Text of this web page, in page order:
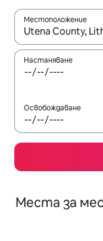
Местоположение
Когато
Настаняване
Освобождаване
Места за